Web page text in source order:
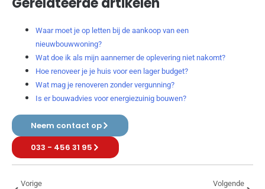
Waar moet je op letten bij de aankoop van een
nieuwbouwwoning?
Wat doe ik als mijn aannemer de oplevering niet nakomt?
Hoe renoveer je je huis voor een lager budget?
Wat mag je renoveren zonder vergunning?
Is er bouwadvies voor energiezuinig bouwen?
Neem contact op
033 - 456 31 95
Vorige Volgende